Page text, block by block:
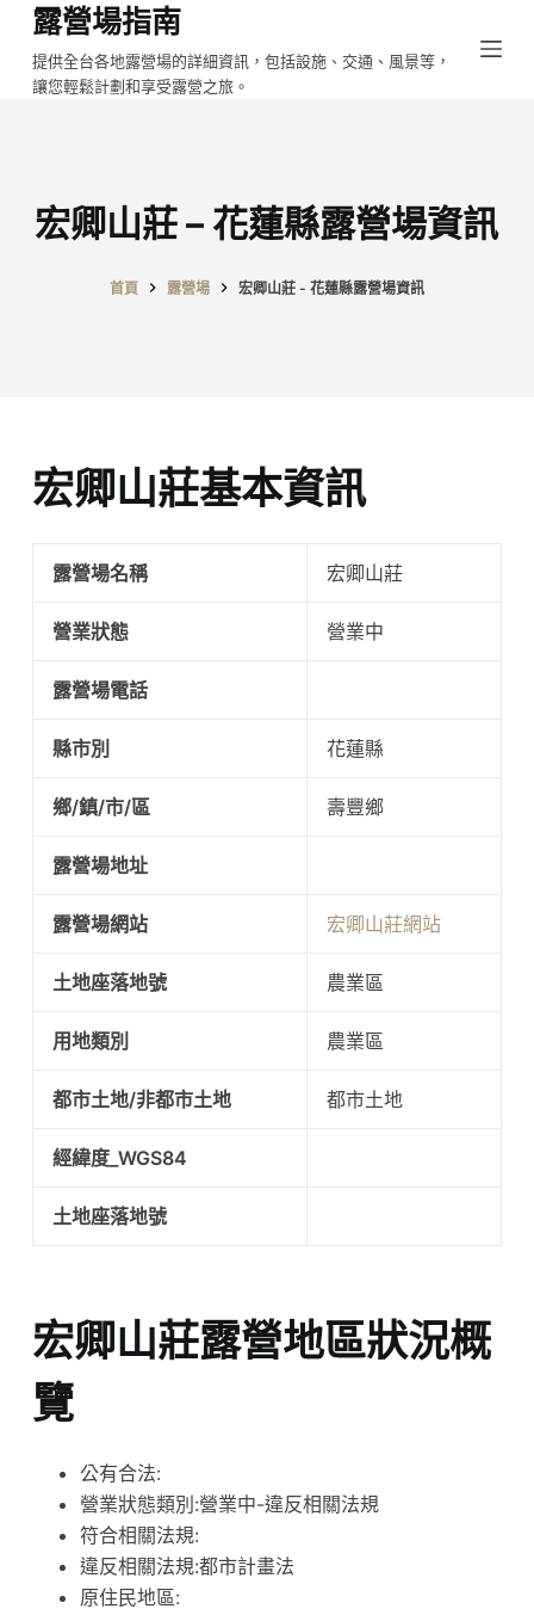
跳
至
主
露營場指南
提供全台各地露營場的詳細資訊，包括設施、交通、風景等，
讓您輕鬆計劃和享受露營之旅。
宏卿山莊 – 花蓮縣露營場資訊
首頁 露營場 宏卿山莊 - 花蓮縣露營場資訊
宏卿山莊基本資訊
露營場名稱 宏卿山莊
營業狀態 營業中
露營場電話
縣市別 花蓮縣
鄉/鎮/市/區 壽豐鄉
露營場地址
露營場網站 宏卿山莊網站
土地座落地號 農業區
用地類別 農業區
都市土地/非都市土地 都市土地
經緯度_WGS84
土地座落地號
宏卿山莊露營地區狀況概
覽
公有合法:
營業狀態類別:營業中-違反相關法規
符合相關法規:
違反相關法規:都市計畫法
原住民地區: